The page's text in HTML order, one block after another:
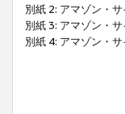
別紙 2: アマゾン・
別紙 3: アマゾン・
別紙 4: アマゾン・